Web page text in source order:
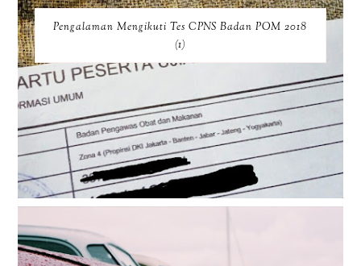
Pengalaman Mengikuti Tes CPNS Badan POM 2018
(1)